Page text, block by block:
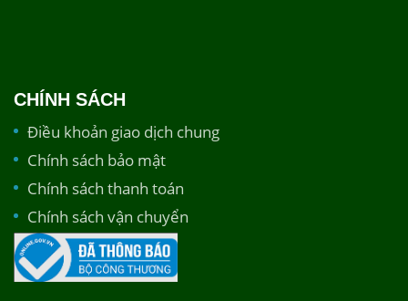
CHÍNH SÁCH
Điều khoản giao dịch chung
Chính sách bảo mật
Chính sách thanh toán
Chính sách vận chuyển